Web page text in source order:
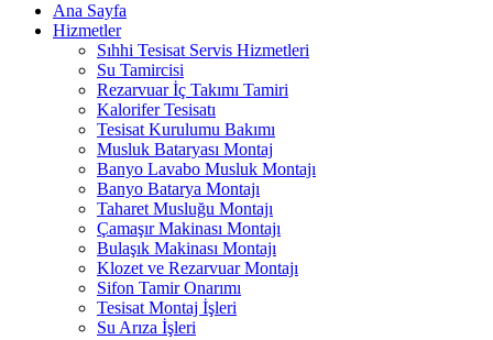
Ana Sayfa
Hizmetler
Sıhhi Tesisat Servis Hizmetleri
Su Tamircisi
Rezarvuar İç Takımı Tamiri
Kalorifer Tesisatı
Tesisat Kurulumu Bakımı
Musluk Bataryası Montaj
Banyo Lavabo Musluk Montajı
Banyo Batarya Montajı
Taharet Musluğu Montajı
Çamaşır Makinası Montajı
Bulaşık Makinası Montajı
Klozet ve Rezarvuar Montajı
Sifon Tamir Onarımı
Tesisat Montaj İşleri
Su Arıza İşleri